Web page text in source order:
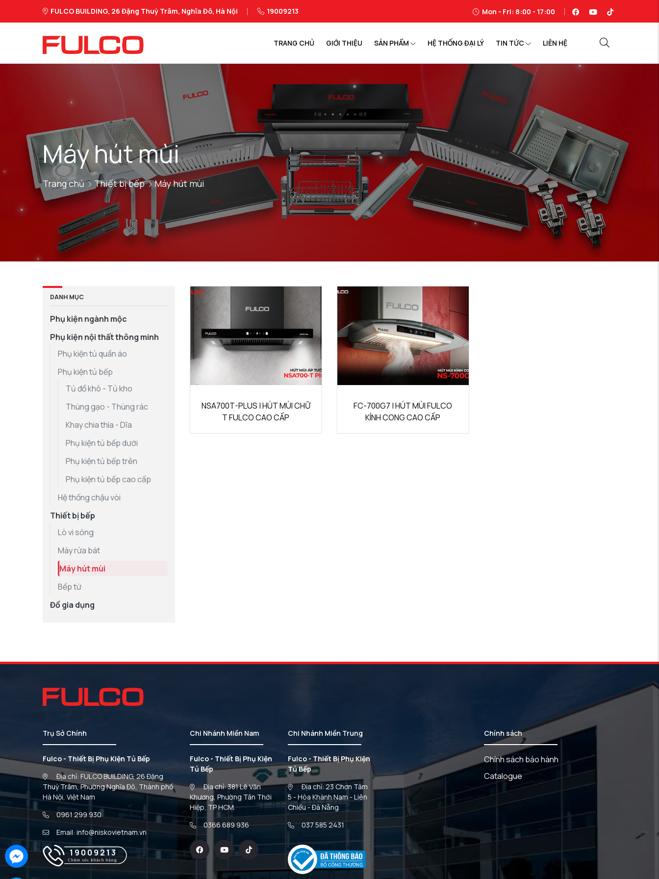
FULCO BUILDING, 26 Đặng Thuỳ Trâm, Nghĩa Đô, Hà Nội 19009213 Mon - Fri: 8:00 - 17:00
TRANG CHỦ GIỚI THIỆU SẢN PHẨM HỆ THỐNG ĐẠI LÝ TIN TỨC LIÊN HỆ
Máy hút mùi
Trang chủ Thiết bị bếp Máy hút mùi
DANH MỤC
Phụ kiện ngành mộc
Phụ kiện nội thất thông minh
Phụ kiện tủ quần áo
Phụ kiện tủ bếp
Tủ đồ khô - Tủ kho
Thùng gạo - Thùng rác
Khay chia thìa - Dĩa
Phụ kiện tủ bếp dưới
Phụ kiện tủ bếp trên
Phụ kiện tủ bếp cao cấp
Hệ thống chậu vòi
Thiết bị bếp
Lò vi sóng
Máy rửa bát
Máy hút mùi
Bếp từ
Đồ gia dụng
NSA700T-PLUS | HÚT MÙI CHỮ
T FULCO CAO CẤP
FC-700G7 | HÚT MÙI FULCO
KÍNH CONG CAO CẤP
Trụ Sở Chính
Fulco - Thiết Bị Phụ Kiện Tủ Bếp
Địa chỉ: FULCO BUILDING, 26 Đặng
Thuỳ Trâm, Phường Nghĩa Đô, Thành phố
Hà Nội, Việt Nam
0961 299 930
Email: info@niskovietnam.vn
19009213
Chi Nhánh Miền Nam
Fulco - Thiết Bị Phụ Kiện
Tủ Bếp
Địa chỉ: 381 Lê Văn
Khương, Phường Tân Thới
Hiệp, TP HCM.
0366 689 936
Chi Nhánh Miền Trung
Fulco - Thiết Bị Phụ Kiện
Tủ Bếp
Địa chỉ: 23 Chơn Tâm
5 - Hòa Khành Nam - Liên
Chiểu - Đà Nẵng
037 585 2431
Chính sách
Chính sách bảo hành
Catalogue